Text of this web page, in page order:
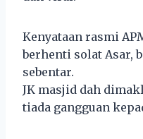
Kenyataan rasmi
berhenti solat Asar,
sebentar.
JK masjid dah
tiada gangguan